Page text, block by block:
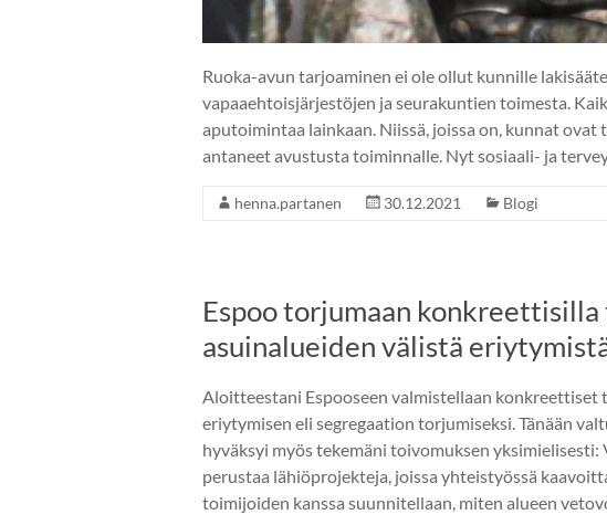
Ruoka-avun tarjoaminen ei ole ollut kunnille
vapaaehtoisjärjestöjen ja seurakuntien toimesta.
aputoimintaa lainkaan. Niissä, joissa on, kunnat
antaneet avustusta toiminnalle. Nyt sosiaali- ja
henna.partanen 30.12.2021 Blogi
Espoo torjumaan
asuinalueiden välistä
Aloitteestani Espooseen valmistellaan konkreettiset
eriytymisen eli segregaation torjumiseksi. Tänään
hyväksyi myös tekemäni toivomuksen
perustaa lähiöprojekteja, joissa yhteistyössä
toimijoiden kanssa suunnitellaan, miten alueen